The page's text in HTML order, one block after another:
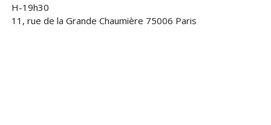
H-19h30
11, rue de la Grande Chaumière 75006 Paris